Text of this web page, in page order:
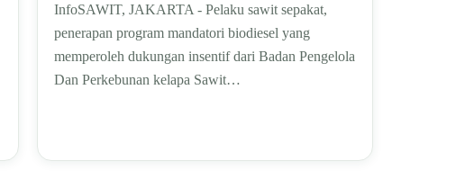
InfoSAWIT, JAKARTA - Pelaku sawit sepakat,
penerapan program mandatori biodiesel yang
memperoleh dukungan insentif dari Badan Pengelola
Dan Perkebunan kelapa Sawit…